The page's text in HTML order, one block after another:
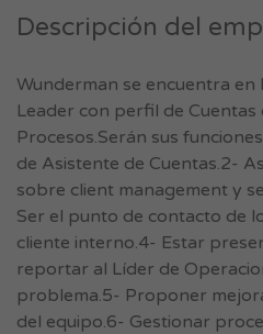
Descripción del
Wunderman se encuentra en
Leader con perfil de Cuentas
Procesos.Serán sus
de Asistente de Cuentas.2-
sobre client management y
Ser el punto de contacto de
cliente interno.4- Estar
reportar al Líder de
problema.5- Proponer
del equipo.6- Gestionar